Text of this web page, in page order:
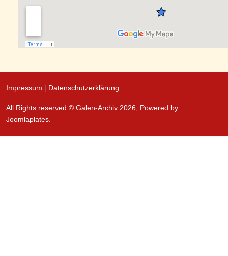
Impressum | Datenschutzerklärung
All Rights reserved © Galen-Archiv 2026, Powered by
Joomlaplates